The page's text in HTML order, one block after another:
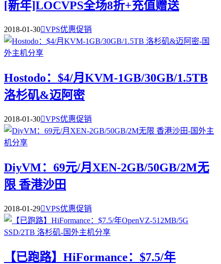
[新年]LOCVPS全场8折+充值赠送
2018-01-30VPS优惠促销
Hostodo：$4/月KVM-1GB/30GB/1.5TB
洛杉矶&迈阿密
2018-01-30VPS优惠促销
DiyVM：69元/月XEN-2GB/50GB/2M无
限 香港沙田
2018-01-29VPS优惠促销
【已跑路】HiFormance：$7.5/年